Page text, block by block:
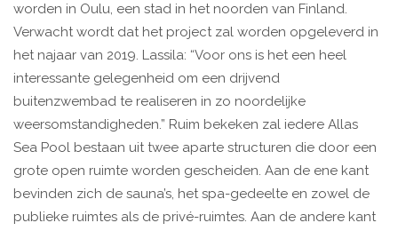
worden in Oulu, een stad in het noorden van Finland.
Verwacht wordt dat het project zal worden opgeleverd in
het najaar van 2019. Lassila: “Voor ons is het een heel
interessante gelegenheid om een drijvend
buitenzwembad te realiseren in zo noordelijke
weersomstandigheden.” Ruim bekeken zal iedere Allas
Sea Pool bestaan uit twee aparte structuren die door een
grote open ruimte worden gescheiden. Aan de ene kant
bevinden zich de sauna’s, het spa-gedeelte en zowel de
publieke ruimtes als de privé-ruimtes. Aan de andere kant